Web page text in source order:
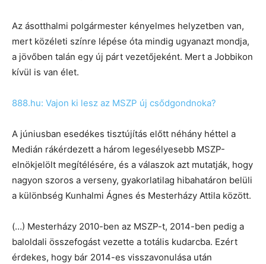
Az ásotthalmi polgármester kényelmes helyzetben van,
mert közéleti színre lépése óta mindig ugyanazt mondja,
a jövőben talán egy új párt vezetőjeként. Mert a Jobbikon
kívül is van élet.
888.hu: Vajon ki lesz az MSZP új csődgondnoka?
A júniusban esedékes tisztújítás előtt néhány héttel a
Medián rákérdezett a három legesélyesebb MSZP-
elnökjelölt megítélésére, és a válaszok azt mutatják, hogy
nagyon szoros a verseny, gyakorlatilag hibahatáron belüli
a különbség Kunhalmi Ágnes és Mesterházy Attila között.
(…) Mesterházy 2010-ben az MSZP-t, 2014-ben pedig a
baloldali összefogást vezette a totális kudarcba. Ezért
érdekes, hogy bár 2014-es visszavonulása után